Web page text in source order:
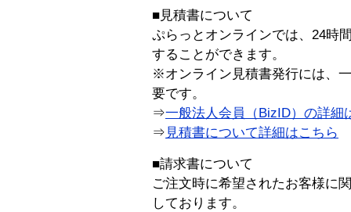
■見積書について
ぷらっとオンラインでは、24時
することができます。
※オンライン見積書発行には、
要です。
⇒一般法人会員（BizID）の詳細
⇒ 見積書について詳細はこちら
■請求書について
ご注文時に希望されたお客様に
しております。